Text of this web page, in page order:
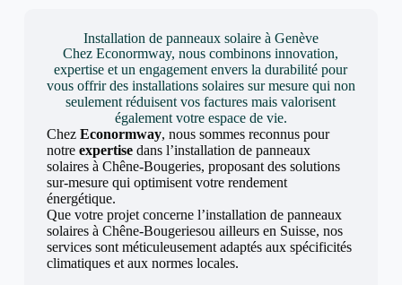
Installation de panneaux solaire à Genève
Chez Econormway, nous combinons innovation,
expertise et un engagement envers la durabilité pour
vous offrir des installations solaires sur mesure qui non
seulement réduisent vos factures mais valorisent
également votre espace de vie.
Chez Econormway, nous sommes reconnus pour
notre expertisedans l’installation de panneaux
solaires à Chêne-Bougeries, proposant des solutions
sur-mesure qui optimisent votre rendement
énergétique.
Que votre projet concerne l’installation de panneaux
solaires à Chêne-Bougeriesou ailleurs en Suisse, nos
services sont méticuleusement adaptés aux spécificités
climatiques et aux normes locales.